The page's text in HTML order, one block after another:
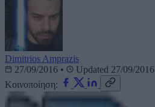
Dimitrios Amprazis
27/09/2016 •
Updated 27/09/2016
Κοινοποίηση: